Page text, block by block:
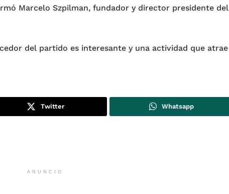
Marcelo Szpilman, fundador y director presidente del
del partido es interesante y una actividad que atrae
Twitter Whatsapp
ANUNCIO